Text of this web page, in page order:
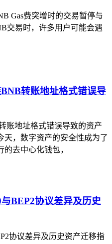
Gas费突增时的交易暂停与
交易时，许多用户可能会遇
转账地址格式错误导
账地址格式错误导致的资产
天，数字资产的安全性成为了
去中心化钱包，
BEP2协议差异及历史
协议差异及历史资产迁移指